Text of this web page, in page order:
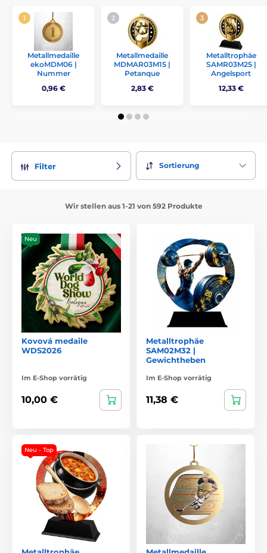
Metallmedaille
ekoMDM06 |
Nummer
0,96 €
Metallmedaille
MDMAR03M15 |
Petanque
2,83 €
Metalltrophäe
SAMR03M25 |
Angelsport
12,33 €
Filter Sortierung
Wir stellen aus 1-21 von 592 Produkte
Neu
Kovová medaile
WDS2026
Im E-Shop vorrätig
10,00 €
Metalltrophäe
SAM02M32 |
Gewichtheben
Im E-Shop vorrätig
11,38 €
Neu - Top